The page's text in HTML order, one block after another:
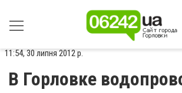
11:54, 30 липня 2012 р.
В Горловке